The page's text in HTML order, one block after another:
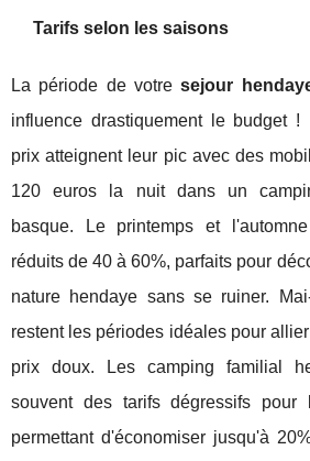
Tarifs selon les saisons
La période de votresejour
influence drastiquement le budget
prix atteignent leur pic avec des
120 euros la nuit dans un
basque. Le printemps et
réduits de 40 à 60%, parfaits pour
nature hendaye sans se ruiner.
restent les périodes idéales pour
prix doux. Les camping familial
souvent des tarifs dégressifs pour
permettant d'économiser jusqu'à